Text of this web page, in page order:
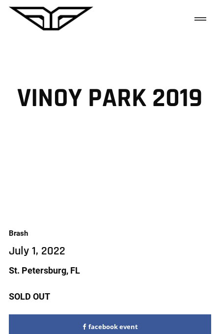
VINOY PARK 2019
Brash
July 1, 2022
St. Petersburg, FL
SOLD OUT
facebook event